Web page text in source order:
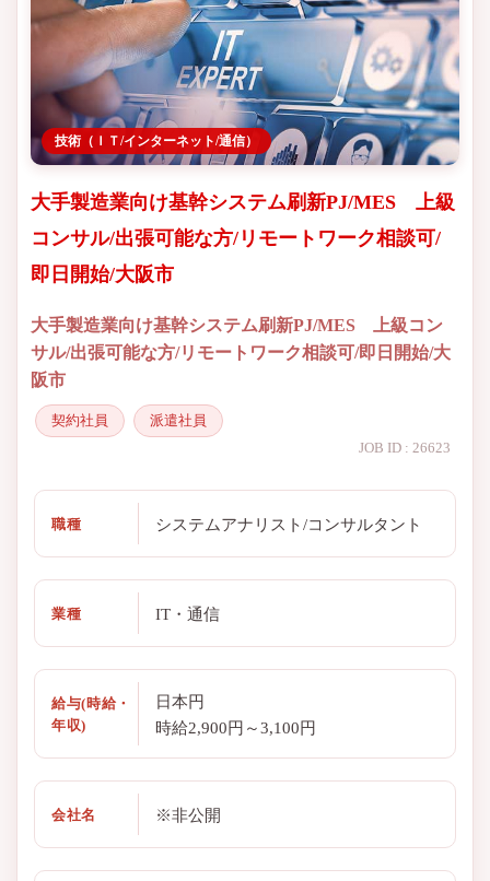
技術（ＩＴ/インターネット/通信）
大手製造業向け基幹システム刷新PJ/MES 上級
コンサル/出張可能な方/リモートワーク相談可/
即日開始/大阪市
大手製造業向け基幹システム刷新PJ/MES 上級コン
サル/出張可能な方/リモートワーク相談可/即日開始/大
阪市
契約社員
派遣社員
JOB ID : 26623
職種 システムアナリスト/コンサルタント
業種 IT・通信
給与(時給・
年収)
日本円
時給2,900円～3,100円
会社名 ※非公開